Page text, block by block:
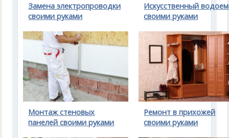
Замена электропроводки
своими руками
Искусственный водоем
своими руками
Монтаж стеновых
панелей своими руками
Ремонт в прихожей
своими руками